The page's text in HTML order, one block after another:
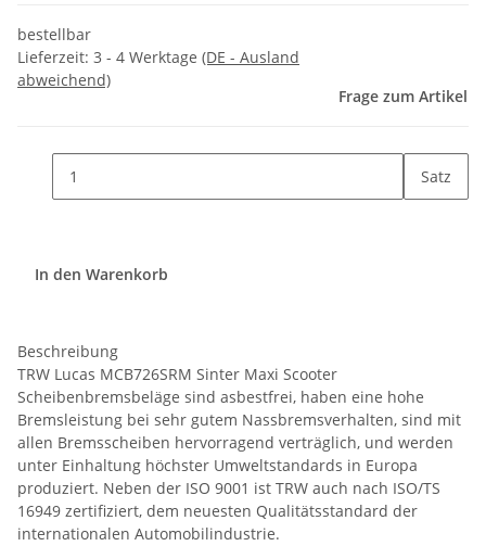
bestellbar
Lieferzeit: 3 - 4 Werktage (DE - Ausland
abweichend)
Frage zum Artikel
Satz
In den Warenkorb
Beschreibung
TRW Lucas MCB726SRM Sinter Maxi Scooter
Scheibenbremsbeläge sind asbestfrei, haben eine hohe
Bremsleistung bei sehr gutem Nassbremsverhalten, sind mit
allen Bremsscheiben hervorragend verträglich, und werden
unter Einhaltung höchster Umweltstandards in Europa
produziert. Neben der ISO 9001 ist TRW auch nach ISO/TS
16949 zertifiziert, dem neuesten Qualitätsstandard der
internationalen Automobilindustrie.